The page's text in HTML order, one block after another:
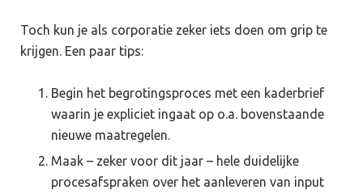
Toch kun je als corporatie zeker iets doen om grip te
krijgen. Een paar tips:
Begin het begrotingsproces met een kaderbrief
waarin je expliciet ingaat op o.a. bovenstaande
nieuwe maatregelen.
Maak – zeker voor dit jaar – hele duidelijke
procesafspraken over het aanleveren van input